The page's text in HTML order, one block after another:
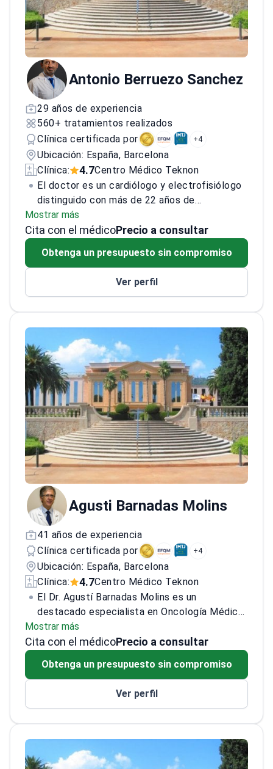
los principales expertos en oncología
genitourinaria de España.<\/p>
Antonio Berruezo Sanchez
29 años de experiencia
560+ tratamientos realizados
Clínica certificada por
+4
Ubicación: España, Barcelona
Clínica:
4.7Centro Médico Teknon
El doctor es un cardiólogo y electrofisiólogo
distinguido con más de 22 años de
experiencia, especializado en el tratamiento
intervencionista de arritmias cardíacas y la
El doctor ha escrito más de 200 artículos de
cursos internacionales sobre técnicas de
múltiples becas, incluidas cinco del 'Fondo de
Investigación Sanitaria' español y una del
'ATTRACT' - Horizon 2020. Además, el doctor
ha sido el coordinador nacional del ensayo
multicéntrico PROFID bajo Horizon 2020.
<\/p>El doctor es miembro de varias
sociedades prestigiosas, incluidas las
Sociedades Española y Europea de
Cardiología y la Asociación Europea del Ritmo
Cardíaco.<\/p>
Mostrar más
Cita con el médicoPrecio a consultar
Obtenga un presupuesto sin compromiso
Ver perfil
Agusti Barnadas Molins
41 años de experiencia
Clínica certificada por
+4
Ubicación: España, Barcelona
Clínica:
4.7Centro Médico Teknon
El Dr. Agustí Barnadas Molins es un
destacado especialista en Oncología Médica
con especialización en el tratamiento del
cáncer de mama. Cuenta con más de 35 años
Quimioterapia, la Gammacoterapia para el
cáncer de mama. Ha sido investigador
130 artículos originales. Ha ocupado cargos
de prestigio como Presidente de la Sociedad
Mostrar más
Cita con el médicoPrecio a consultar
Obtenga un presupuesto sin compromiso
Ver perfil